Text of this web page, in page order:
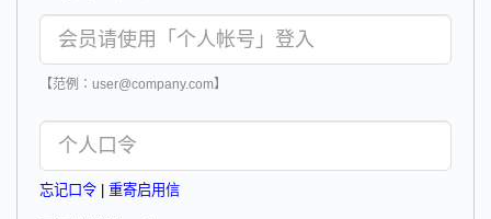
【范例：user@company.com】
忘记口令 重寄启用信